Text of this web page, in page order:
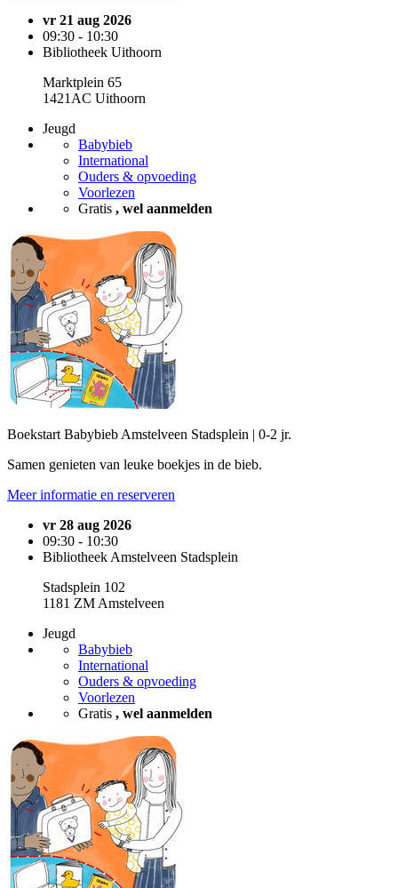
vr 21 aug 2026
09:30 - 10:30
Bibliotheek Uithoorn
Marktplein 65
1421AC Uithoorn
Jeugd
Babybieb
International
Ouders & opvoeding
Voorlezen
Gratis , wel aanmelden
Boekstart Babybieb Amstelveen Stadsplein | 0-2 jr.
Samen genieten van leuke boekjes in de bieb.
Meer informatie en reserveren
vr 28 aug 2026
09:30 - 10:30
Bibliotheek Amstelveen Stadsplein
Stadsplein 102
1181 ZM Amstelveen
Jeugd
Babybieb
International
Ouders & opvoeding
Voorlezen
Gratis , wel aanmelden